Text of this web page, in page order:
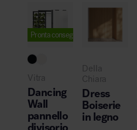
Pronta consegna
Vitra
Dancing
Wall
pannello
Della
Chiara
Dress
Boiserie
in legno